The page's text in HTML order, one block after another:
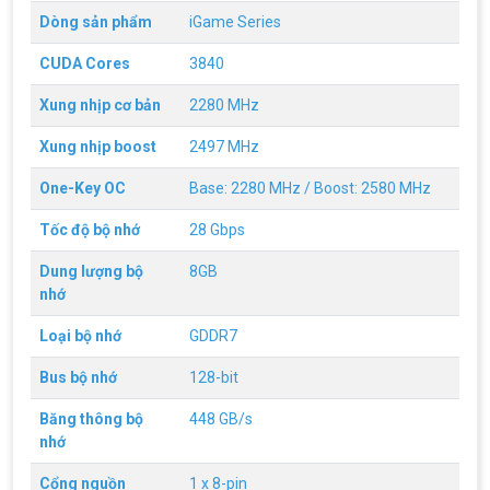
Dòng sản phẩm iGame Series
CUDA Cores 3840
Xung nhịp cơ bản 2280 MHz
Xung nhịp boost 2497 MHz
One-Key OC Base: 2280 MHz / Boost: 2580 MHz
Tốc độ bộ nhớ 28 Gbps
Dung lượng bộ
nhớ
8GB
Loại bộ nhớ GDDR7
Bus bộ nhớ 128-bit
Băng thông bộ
nhớ
448 GB/s
Cổng nguồn 1 x 8-pin
với tuổi thơ của game thủ Việt vào những
Hãng ASRock Công Bố 2 dòng Card Đồ
ASRock Công Bố Series Cạc Đồ Họa AMD